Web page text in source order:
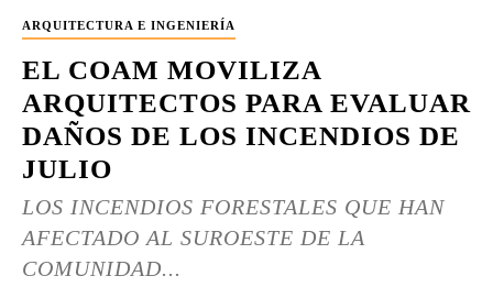
ARQUITECTURA E INGENIERÍA
EL COAM MOVILIZA
ARQUITECTOS PARA EVALUAR
DAÑOS DE LOS INCENDIOS DE
JULIO
LOS INCENDIOS FORESTALES QUE HAN
AFECTADO AL SUROESTE DE LA
COMUNIDAD...